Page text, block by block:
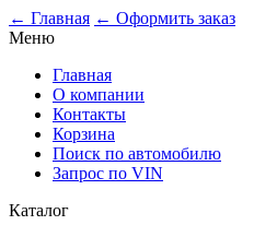
← Главная ← Оформить заказ
Меню
Главная
О компании
Контакты
Корзина
Поиск по автомобилю
Запрос по VIN
Каталог